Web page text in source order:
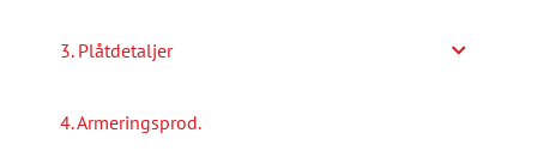
3. Plåtdetaljer
4. Armeringsprod.